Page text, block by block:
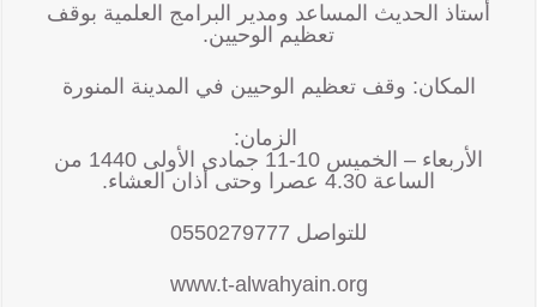
أستاذ الحديث المساعد ومدير البرامج العلمية بوقف
تعظيم الوحيين.
المكان: وقف تعظيم الوحيين في المدينة المنورة
الزمان:
الأربعاء – الخميس 10-11 جمادى الأولى 1440 من
الساعة 4.30 عصرا وحتى أذان العشاء.
للتواصل 0550279777
www.t-alwahyain.org